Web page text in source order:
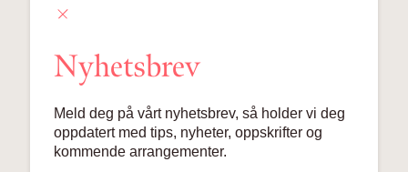
Lille Grensen 7, 0159 Oslo
Nyhetsbrev
Meld deg på vårt nyhetsbrev, så holder vi deg
oppdatert med tips, nyheter, oppskrifter og
kommende arrangementer.